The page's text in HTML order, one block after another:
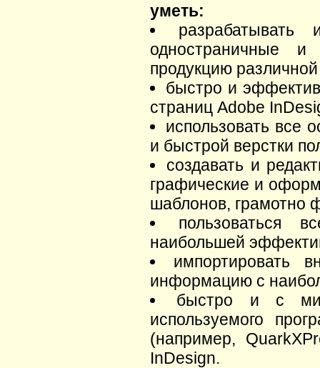
уметь:
одностраничные
продукцию
быстро и
страниц Adobe
использовать все
и быстрой верстки
создавать и
графические и
шаблонов, грамотно
пользоваться
наибольшей
импортировать
информацию с
быстро и с
используемого
(например,
InDesign.